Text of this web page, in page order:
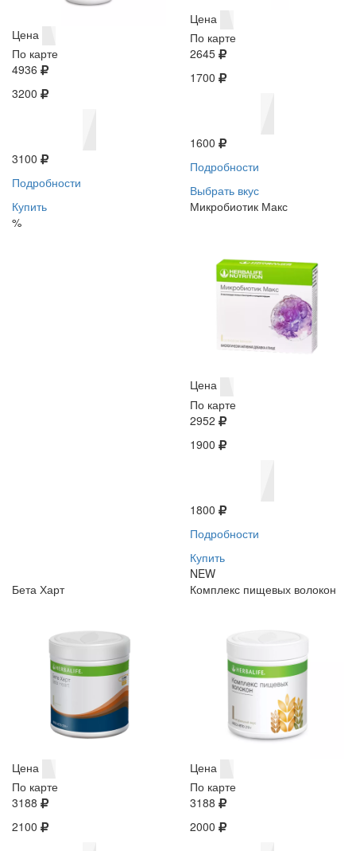
Цена
По карте
4936
3200
3100
Подробности
Купить
%
Цена
По карте
2645
1700
1600
Подробности
Выбрать вкус
Микробиотик Макс
Цена
По карте
2952
1900
1800
Подробности
Купить
NEW
Бета Харт
Цена
По карте
3188
2100
Комплекс пищевых волокон
Цена
По карте
3188
2000